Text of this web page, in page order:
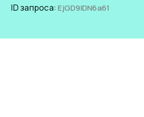
ID запроса:EjGD9lDN6a61